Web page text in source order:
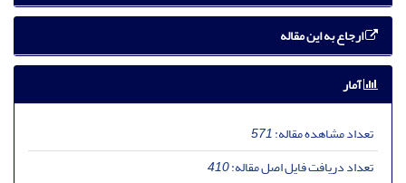
ارجاع به این مقاله
آمار
تعداد مشاهده مقاله:571
تعداد دریافت فایل اصل مقاله:410